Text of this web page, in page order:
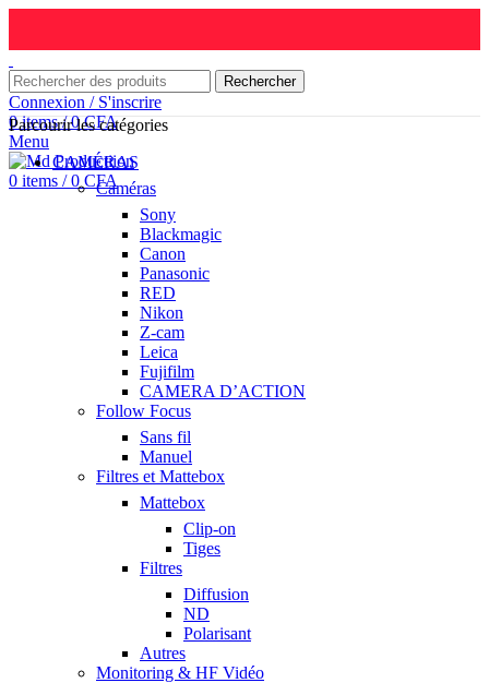
Rechercher
Connexion / S'inscrire
0items / 0CFA
Menu
0 items / 0 CFA
Parcourir les catégories
CAMÉRAS
Caméras
Sony
Blackmagic
Canon
Panasonic
RED
Nikon
Z-cam
Leica
Fujifilm
CAMERA D’ACTION
Follow Focus
Sans fil
Manuel
Filtres et Mattebox
Mattebox
Clip-on
Tiges
Filtres
Diffusion
ND
Polarisant
Autres
Monitoring & HF Vidéo